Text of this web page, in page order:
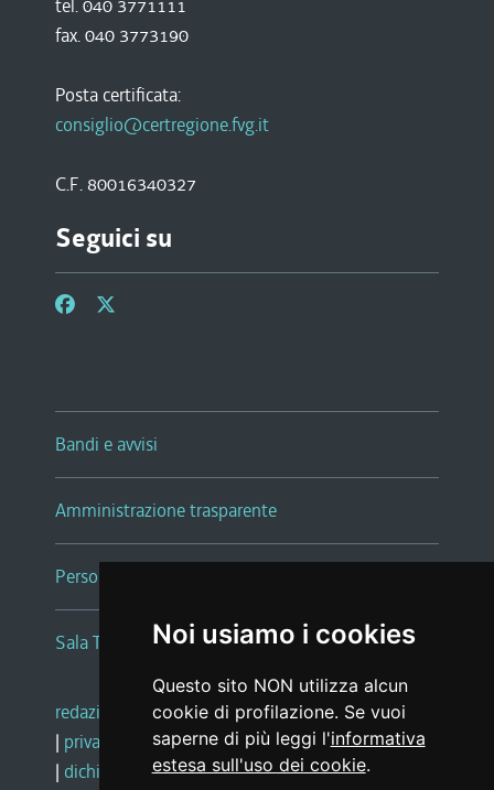
Noi usiamo i cookies
Questo sito NON utilizza alcun
cookie di profilazione. Se vuoi
saperne di più leggi l'informativa
estesa sull'uso dei cookie.
tel. 040 3771111
fax. 040 3773190
Posta certificata:
consiglio@certregione.fvg.it
C.F. 80016340327
Seguici su
Bandi e avvisi
Amministrazione trasparente
Persone e Uffici
Sala Tiziano Tessitori
redazione web |note legali |glossario
| privacy
social media policy
| dichiarazione di accessibilità |feedback